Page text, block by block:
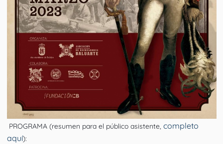
PROGRAMA (resumen para el público asistente, completo
aquí):